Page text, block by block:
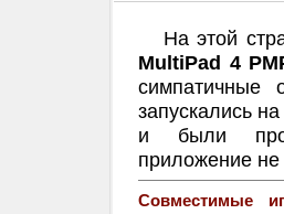
На этой
MultiPad 4
запускались
и были
приложение не
Совместимые